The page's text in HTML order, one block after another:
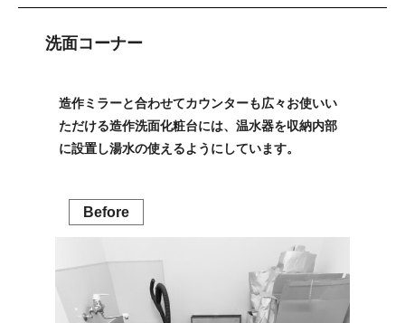
洗面コーナー
造作ミラーと合わせてカウンターも広々お使いい
ただける造作洗面化粧台には、温水器を収納内部
に設置し湯水の使えるようにしています。
Before